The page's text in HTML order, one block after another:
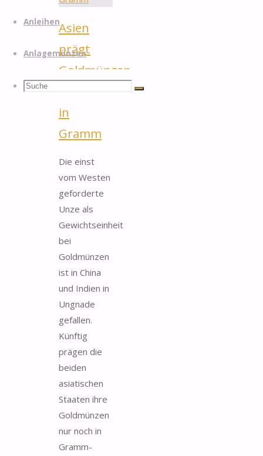
Anleihen
Anlagemünzen
Suche
Suchen
Suche
Asien
prägt
Goldmünzen
in
Gramm
Die einst
vom Westen
geforderte
Unze als
Gewichtseinheit
bei
Goldmünzen
ist in China
und Indien in
Ungnade
gefallen.
Künftig
prägen die
beiden
asiatischen
Staaten ihre
Goldmünzen
nur noch in
Gramm-